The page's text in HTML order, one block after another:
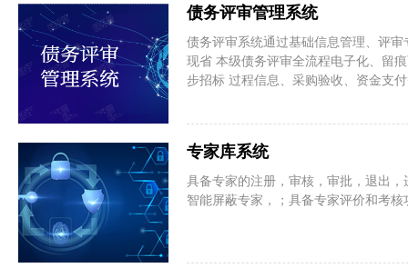
债务评审管理系统
债务评审系统通过基础信息管理、评
现省 本级债务评审全流程电子化、留
步招标 过程信息、采购验收、资金支
专家库系统
具备专家的注册，审核，审批，退出
智能屏蔽专家，；具备专家评价和考核